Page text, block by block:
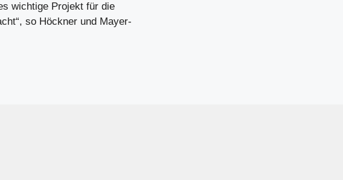
wichtige Projekt für die
so Höckner und Mayer-